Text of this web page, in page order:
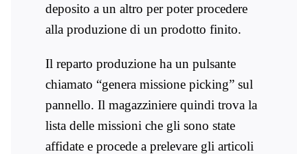
deposito a un altro per poter procedere
alla produzione di un prodotto finito.
Il reparto produzione ha un pulsante
chiamato “genera missione picking” sul
pannello. Il magazziniere quindi trova la
lista delle missioni che gli sono state
affidate e procede a prelevare gli articoli